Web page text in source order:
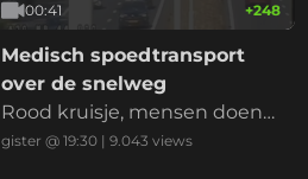
00:41 +248
Medisch spoedtransport
over de snelweg
Rood kruisje, mensen doen
normaal, ambu erlangs, klaar
gister @ 19:30 |9.043 views